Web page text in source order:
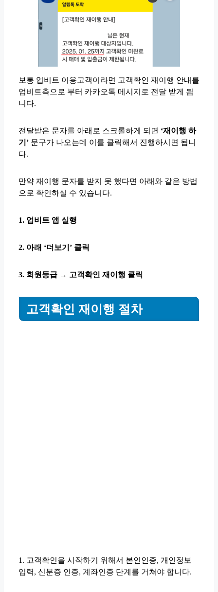
보통 업비트 이용고객이라면 고객확인 재이행 안내를
업비트측으로 부터 카카오톡 메시지로 전달 받게 됩
니다.
전달받은 문자를 아래로 스크롤하게 되면 ‘재이행 하
기’ 문구가 나오는데 이를 클릭해서 진행하시면 됩니
다.
만약 재이행 문자를 받지 못 했다면 아래와 같은 방법
으로 확인하실 수 있습니다.
1. 업비트 앱 실행
2. 아래 ‘더보기’ 클릭
3. 회원등급 → 고객확인 재이행 클릭
고객확인 재이행 절차
1. 고객확인을 시작하기 위해서 본인인증, 개인정보
입력, 신분증 인증, 계좌인증 단계를 거쳐야 합니다.